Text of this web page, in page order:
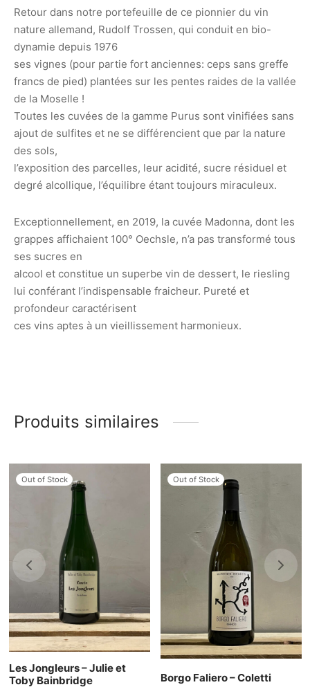
Retour dans notre portefeuille de ce pionnier du vin
nature allemand, Rudolf Trossen, qui conduit en bio-
dynamie depuis 1976
ses vignes (pour partie fort anciennes: ceps sans greffe
francs de pied) plantées sur les pentes raides de la vallée
de la Moselle !
Toutes les cuvées de la gamme Purus sont vinifiées sans
ajout de sulfites et ne se différencient que par la nature
des sols,
l’exposition des parcelles, leur acidité, sucre résiduel et
degré alcollique, l’équilibre étant toujours miraculeux.
Exceptionnellement, en 2019, la cuvée Madonna, dont les
grappes affichaient 100° Oechsle, n’a pas transformé tous
ses sucres en
alcool et constitue un superbe vin de dessert, le riesling
lui conférant l’indispensable fraicheur. Pureté et
profondeur caractérisent
ces vins aptes à un vieillissement harmonieux.
Produits similaires
Out of Stock
Les Jongleurs – Julie et
Toby Bainbridge
Out of Stock
Borgo Faliero – Coletti